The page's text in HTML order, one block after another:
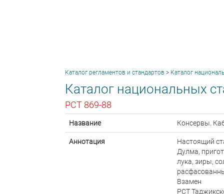
Каталог регламентов и стандартов > Каталог
Каталог национальных
РСТ 869-88
Название Консервы.
Аннотация
Настоящий
Дулма,
лука, зиры,
Взамен
РСТ